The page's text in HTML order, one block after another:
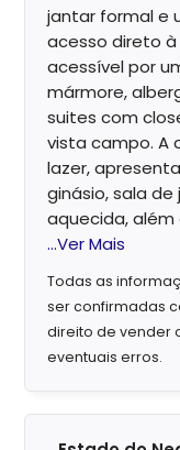
jantar formal e
acesso direto à
acessível por
mármore,
suites com
vista campo. A
lazer,
ginásio, sala
aquecida, além
...Ver Mais
Todas as
ser confirmadas
direito de vender
eventuais erros.